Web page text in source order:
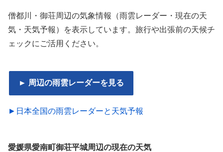
僧都川・御荘周辺の気象情報（雨雲レーダー・現在の天
気・天気予報）を表示しています。旅行や出張前の天候チ
ェックにご活用ください。
► 周辺の雨雲レーダーを見る
►日本全国の雨雲レーダーと天気予報
愛媛県愛南町御荘平城周辺の現在の天気